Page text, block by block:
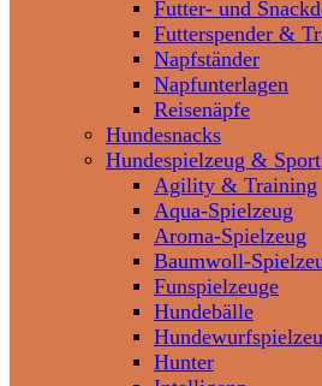
Futter- und
Futterspender &
Napfständer
Napfunterlagen
Reisenäpfe
Hundesnacks
Hundespielzeug & Sport
Agility & Training
Aqua-Spielzeug
Aroma-Spielzeug
Baumwoll-
Funspielzeuge
Hundebälle
Hunter